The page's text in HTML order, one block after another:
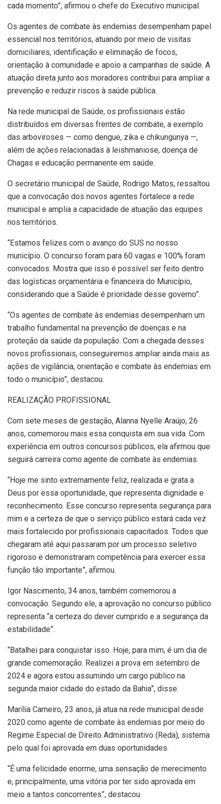
cada momento”, afirmou o chefe do Executivo municipal.
Os agentes de combate às endemias desempenham papel
essencial nos territórios, atuando por meio de visitas
domiciliares, identificação e eliminação de focos,
orientação à comunidade e apoio a campanhas de saúde. A
atuação direta junto aos moradores contribui para ampliar a
prevenção e reduzir riscos à saúde pública.
Na rede municipal de Saúde, os profissionais estão
distribuídos em diversas frentes de combate, a exemplo
das arboviroses — como dengue, zika e chikungunya —,
além de ações relacionadas à leishmaniose, doença de
Chagas e educação permanente em saúde.
O secretário municipal de Saúde, Rodrigo Matos, ressaltou
que a convocação dos novos agentes fortalece a rede
municipal e amplia a capacidade de atuação das equipes
nos territórios.
“Estamos felizes com o avanço do SUS no nosso
município. O concurso foram para 60 vagas e 100% foram
convocados. Mostra que isso é possível ser feito dentro
das logísticas orçamentária e financeira do Município,
considerando que a Saúde é prioridade desse governo”.
“Os agentes de combate às endemias desempenham um
trabalho fundamental na prevenção de doenças e na
proteção da saúde da população. Com a chegada desses
novos profissionais, conseguiremos ampliar ainda mais as
ações de vigilância, orientação e combate às endemias em
todo o município”, destacou.
REALIZAÇÃO PROFISSIONAL
Com sete meses de gestação, Alanna Nyelle Araújo, 26
anos, comemorou mais essa conquista em sua vida. Com
experiência em outros concursos públicos, ela afirmou que
seguirá carreira como agente de combate às endemias.
“Hoje me sinto extremamente feliz, realizada e grata a
Deus por essa oportunidade, que representa dignidade e
reconhecimento. Esse concurso representa segurança para
mim e a certeza de que o serviço público estará cada vez
mais fortalecido por profissionais capacitados. Todos que
chegaram até aqui passaram por um processo seletivo
rigoroso e demonstraram competência para exercer essa
função tão importante”, afirmou.
Igor Nascimento, 34 anos, também comemorou a
convocação. Segundo ele, a aprovação no concurso público
representa “a certeza do dever cumprido e a segurança da
estabilidade”.
“Batalhei para conquistar isso. Hoje, para mim, é um dia de
grande comemoração. Realizei a prova em setembro de
2024 e agora estou assumindo um cargo público na
segunda maior cidade do estado da Bahia”, disse.
Marília Carneiro, 23 anos, já atua na rede municipal desde
2020 como agente de combate às endemias por meio do
Regime Especial de Direito Administrativo (Reda), sistema
pelo qual foi aprovada em duas oportunidades.
“É uma felicidade enorme, uma sensação de merecimento
e, principalmente, uma vitória por ter sido aprovada em
meio a tantos concorrentes”, destacou.